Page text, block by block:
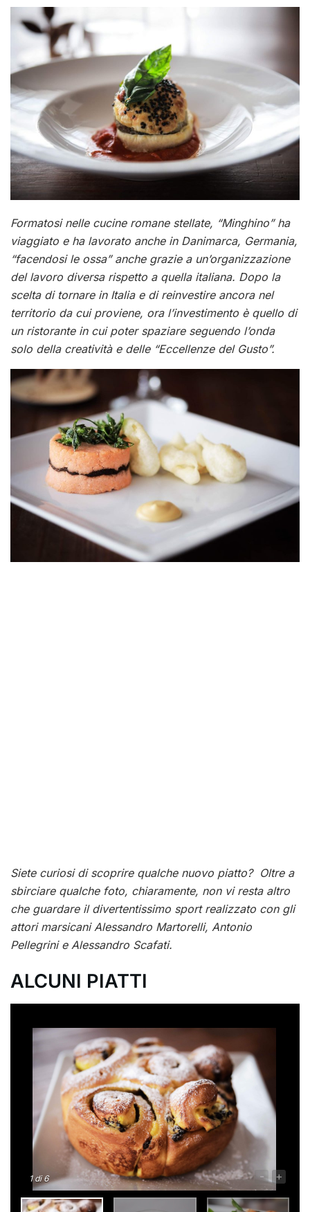
Formatosi nelle cucine romane stellate, “Minghino” ha
viaggiato e ha lavorato anche in Danimarca, Germania,
“facendosi le ossa” anche grazie a un’organizzazione
del lavoro diversa rispetto a quella italiana. Dopo la
scelta di tornare in Italia e di reinvestire ancora nel
territorio da cui proviene, ora l’investimento è quello di
un ristorante in cui poter spaziare seguendo l’onda
solo della creatività e delle “Eccellenze del Gusto”.
Siete curiosi di scoprire qualche nuovo piatto? Oltre a
sbirciare qualche foto, chiaramente, non vi resta altro
che guardare il divertentissimo sport realizzato con gli
attori marsicani Alessandro Martorelli, Antonio
Pellegrini e Alessandro Scafati.
ALCUNI PIATTI
1di 6 - +